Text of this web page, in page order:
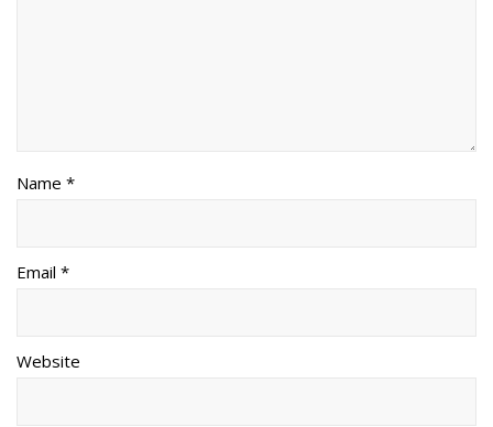
Name *
Email *
Website